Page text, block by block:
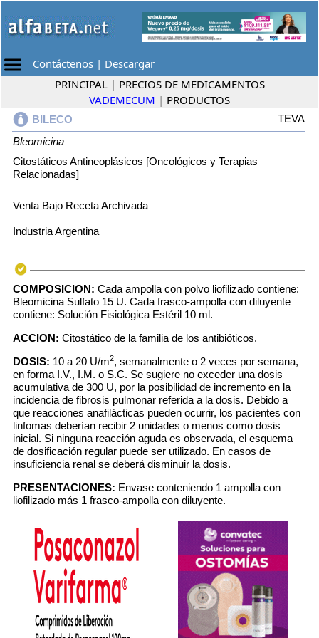
Contáctenos | Descargar
PRINCIPAL | PRECIOS DE MEDICAMENTOS
VADEMECUM | PRODUCTOS
BILECO
TEVA
Bleomicina
Citostáticos Antineoplásicos [Oncológicos y Terapias
Relacionadas]
Venta Bajo Receta Archivada
Industria Argentina
COMPOSICION: Cada ampolla con polvo liofilizado contiene:
Bleomicina Sulfato 15 U. Cada frasco-ampolla con diluyente
contiene: Solución Fisiológica Estéril 10 ml.
ACCION: Citostático de la familia de los antibióticos.
DOSIS: 10 a 20 U/m2, semanalmente o 2 veces por semana,
en forma I.V., I.M. o S.C. Se sugiere no exceder una dosis
acumulativa de 300 U, por la posibilidad de incremento en la
incidencia de fibrosis pulmonar referida a la dosis. Debido a
que reacciones anafilácticas pueden ocurrir, los pacientes con
linfomas deberían recibir 2 unidades o menos como dosis
inicial. Si ninguna reacción aguda es observada, el esquema
de dosificación regular puede ser utilizado. En casos de
insuficiencia renal se deberá disminuir la dosis.
PRESENTACIONES: Envase conteniendo 1 ampolla con
liofilizado más 1 frasco-ampolla con diluyente.